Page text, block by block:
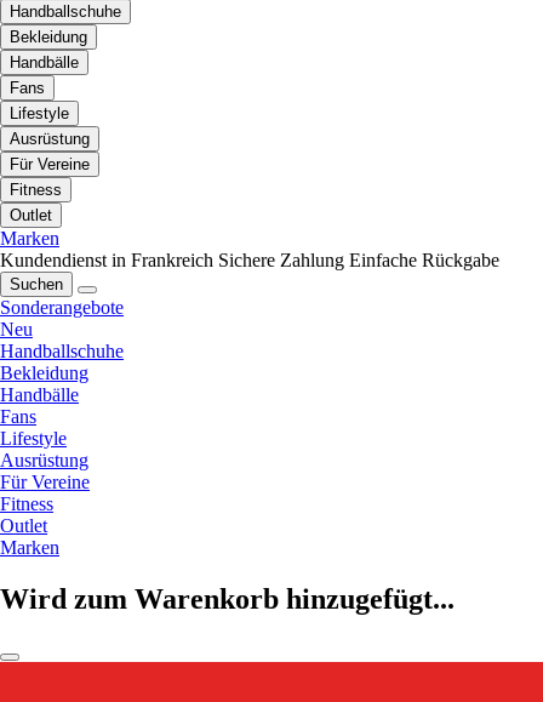
Handballschuhe
Bekleidung
Handbälle
Fans
Lifestyle
Ausrüstung
Für Vereine
Fitness
Outlet
Marken
Kundendienst in Frankreich Sichere Zahlung Einfache Rückgabe
Suchen
Sonderangebote
Neu
Handballschuhe
Bekleidung
Handbälle
Fans
Lifestyle
Ausrüstung
Für Vereine
Fitness
Outlet
Marken
Wird zum Warenkorb hinzugefügt...